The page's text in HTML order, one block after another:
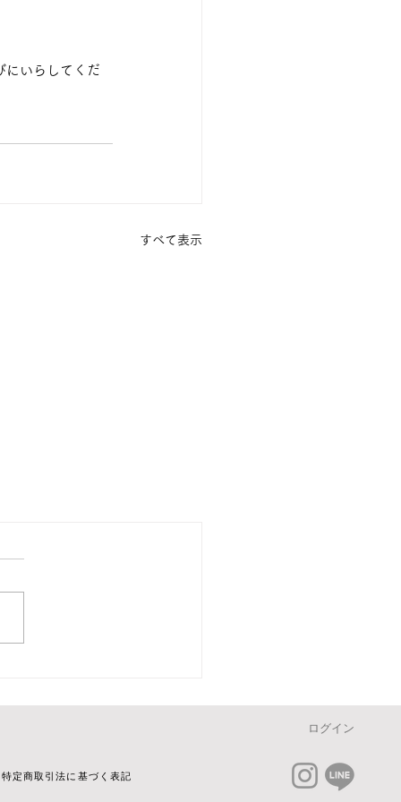
にいらしてくだ
すべて表示
ログイン
特定商取引法に基づく表記